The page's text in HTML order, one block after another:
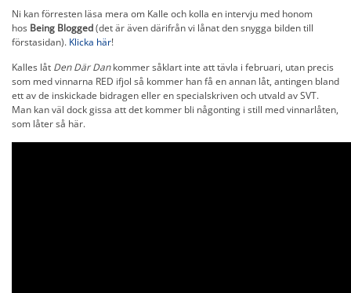
Ni kan förresten läsa mera om Kalle och kolla en intervju med honom
hos Being Blogged(det är även därifrån vi lånat den snygga bilden till
förstasidan). Klicka här!
Kalles låt Den Där Dankommer såklart inte att tävla i februari, utan precis
som med vinnarna RED ifjol så kommer han få en annan låt, antingen bland
ett av de inskickade bidragen eller en specialskriven och utvald av SVT.
Man kan väl dock gissa att det kommer bli någonting i still med vinnarlåten,
som låter så här.